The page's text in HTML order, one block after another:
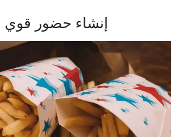
إنشاء حضور قوي